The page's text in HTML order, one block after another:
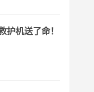
护机送了命！